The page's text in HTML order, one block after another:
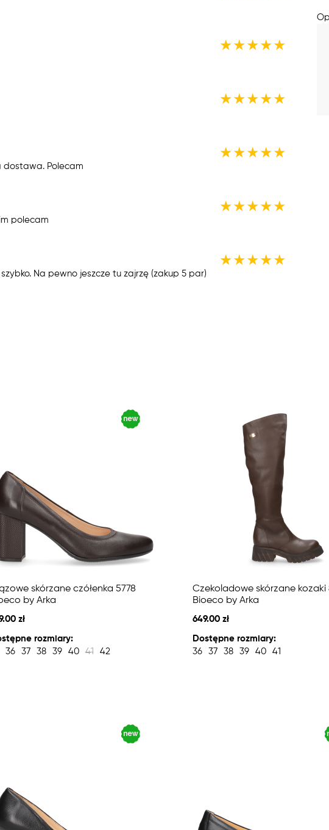
★★★★★
★★★★★
★★★★★
dostawa. Polecam
★★★★★
polecam
★★★★★
Na pewno jeszcze tu zajrzę (zakup 5 par)
skórzane czółenka 5778
by Arka
zł
rozmiary:
36 37 38 39 40 41 42
Czekoladowe skórzane kozaki
Bioeco by Arka
649.00 zł
Dostępne rozmiary:
36
37 38 39 40 41